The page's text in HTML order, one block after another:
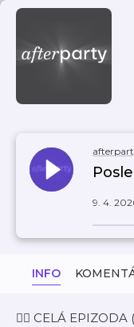
9. 4.
INFO
👉🏼 CELÁ